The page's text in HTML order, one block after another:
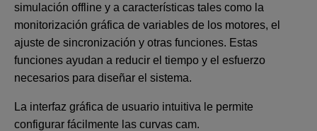
simulación offline y a características tales como la
monitorización gráfica de variables de los motores, el
ajuste de sincronización y otras funciones. Estas
funciones ayudan a reducir el tiempo y el esfuerzo
necesarios para diseñar el sistema.
La interfaz gráfica de usuario intuitiva le permite
configurar fácilmente las curvas cam.